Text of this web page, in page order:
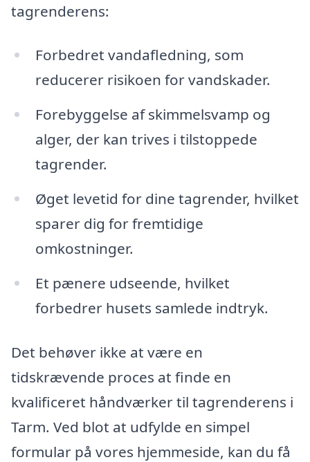
tagrenderens:
Forbedret vandafledning, som
reducerer risikoen for vandskader.
Forebyggelse af skimmelsvamp og
alger, der kan trives i tilstoppede
tagrender.
Øget levetid for dine tagrender, hvilket
sparer dig for fremtidige
omkostninger.
Et pænere udseende, hvilket
forbedrer husets samlede indtryk.
Det behøver ikke at være en
tidskrævende proces at finde en
kvalificeret håndværker til tagrenderens i
Tarm. Ved blot at udfylde en simpel
formular på vores hjemmeside, kan du få